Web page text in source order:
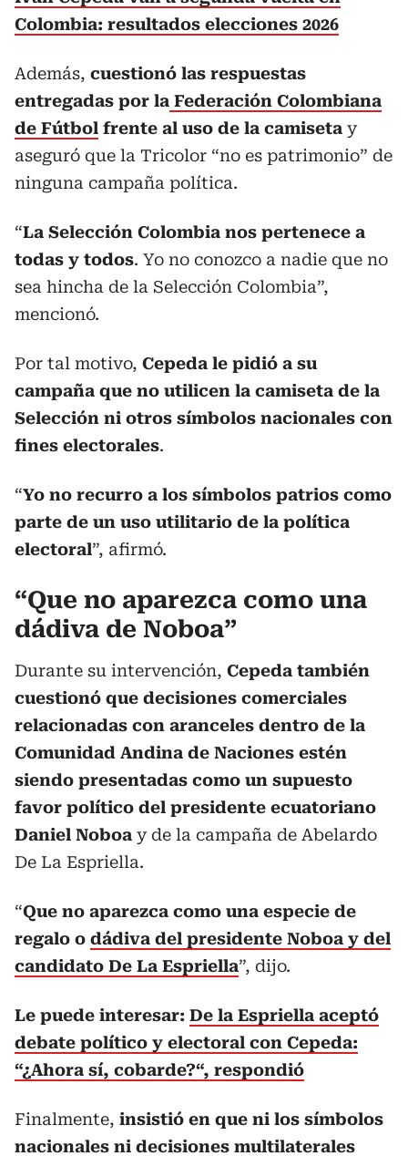
Colombia: resultados elecciones 2026
Además, cuestionó las respuestas
entregadas por la Federación Colombiana
de Fútbol frente al uso de la camiseta y
aseguró que la Tricolor “no es patrimonio” de
ninguna campaña política.
“La Selección Colombia nos pertenece a
todas y todos. Yo no conozco a nadie que no
sea hincha de la Selección Colombia”,
mencionó.
Por tal motivo, Cepeda le pidió a su
campaña que no utilicen la camiseta de la
Selección ni otros símbolos nacionales con
fines electorales.
“Yo no recurro a los símbolos patrios como
parte de un uso utilitario de la política
electoral”, afirmó.
“Que no aparezca como una
dádiva de Noboa”
Durante su intervención, Cepeda también
cuestionó que decisiones comerciales
relacionadas con aranceles dentro de la
Comunidad Andina de Naciones estén
siendo presentadas como un supuesto
favor político del presidente ecuatoriano
Daniel Noboa y de la campaña de Abelardo
De La Espriella.
“Que no aparezca como una especie de
regalo o dádiva del presidente Noboa y del
candidato De La Espriella”, dijo.
Le puede interesar: De la Espriella aceptó
debate político y electoral con Cepeda:
“¿Ahora sí, cobarde?“, respondió
Finalmente, insistió en que ni los símbolos
nacionales ni decisiones multilaterales